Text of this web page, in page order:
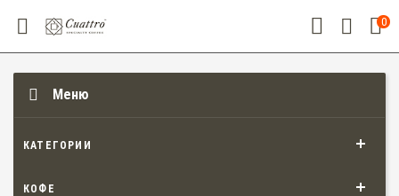
0
Меню
КАТЕГОРИИ
КОФЕ